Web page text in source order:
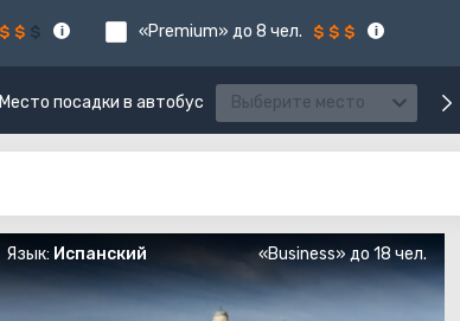
«Premium» до 8 чел.
Место посадки в автобус Выберите место
Язык: Испанский «Business» до 18 чел.